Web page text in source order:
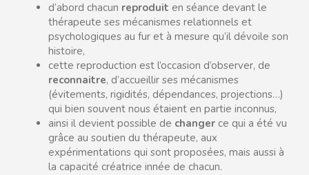
d’abord chacun reproduit en séance devant le
thérapeute ses mécanismes relationnels et
psychologiques au fur et à mesure qu’il dévoile son
histoire,
cette reproduction est l’occasion d’observer, de
reconnaitre, d’accueillir ses mécanismes
(évitements, rigidités, dépendances, projections…)
qui bien souvent nous étaient en partie inconnus,
ainsi il devient possible de changer ce qui a été vu
grâce au soutien du thérapeute, aux
expérimentations qui sont proposées, mais aussi à
la capacité créatrice innée de chacun.